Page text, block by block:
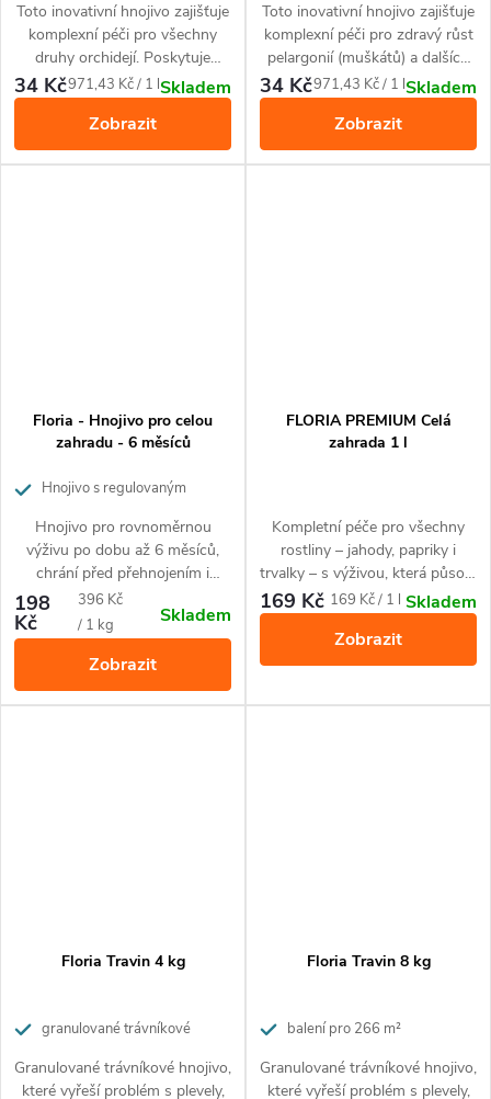
orchidejí po dobu až 4 týdnů
Toto inovativní hnojivo zajišťuje
komplexní péči pro všechny
druhy orchidejí. Poskytuje
květům veškeré nezbytné živiny
a zajišťuje řádnou hydrataci
listům. Jeden aplikátor dodává
rostlině potřebné živiny po
34 KčMěrná
971,43 Kč / 1 lSkladem
Zobrazit
pelargonií a dalších balkónových
rostlin po dobu až 4 týdnů
Toto inovativní hnojivo zajišťuje
komplexní péči pro zdravý růst
pelargonií (muškátů) a dalších
balkónových rostlin.. Poskytuje
rostlinám veškeré nezbytné
živiny, zajišťuje řádnou
hydrataci listům a posiluje
34 KčMěrná
971,43 Kč / 1 lSkladem
Zobrazit
Floria - Hnojivo pro celou
zahradu - 6 měsíců
Hnojivo s regulovaným
Hnojivo pro rovnoměrnou
výživu po dobu až 6 měsíců,
chrání před přehnojením i
nedostatkem živin. Ideální pro
všechny rostliny na terase,
balkóně i v zahradě
198
Kč
Měrná
cena:
396 Kč
/ 1 kg
Skladem
Zobrazit
FLORIA PREMIUM Celá
zahrada 1 l
Kompletní péče pro všechny
rostliny – jahody, papriky i
trvalky – s výživou, která působí
hned i dlouhodobě. Balení 1 l
vystačí na celou sezónu (až 100
litrů zálivky).
169 Kč Měrná
169 Kč / 1 l Skladem
Zobrazit
Floria Travin 4 kg
granulované trávníkové
účinkem proti plevelům a mechům
Granulované trávníkové hnojivo,
které vyřeší problém s plevely,
Floria Travin 8 kg
balení pro 266 m²
Granulované trávníkové hnojivo,
které vyřeší problém s plevely,